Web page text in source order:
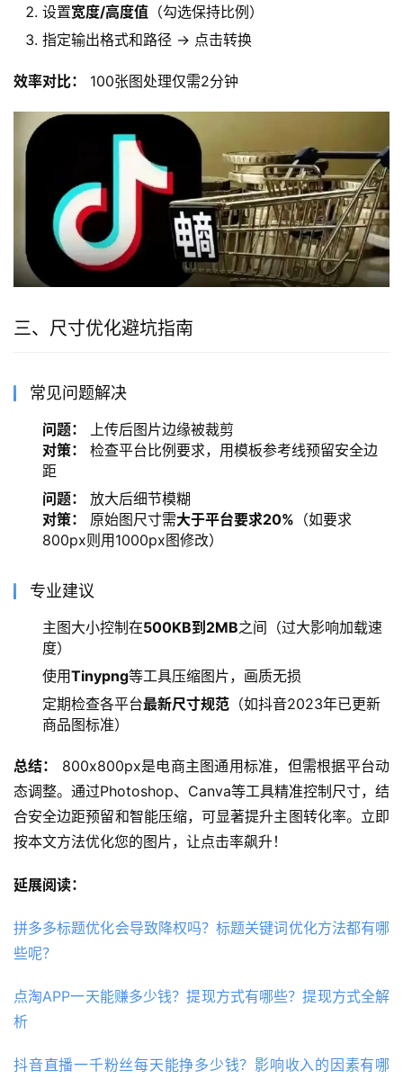
设置宽度/高度值 （勾选保持比例）
指定输出格式和路径 → 点击转换
效率对比： 100张图处理仅需2分钟
三、尺寸优化避坑指南
常见问题解决
问题：
上传后图片边缘被裁剪
对策：
检查平台比例要求，用模板参考线预留安全边
距
问题：
放大后细节模糊
对策：
原始图尺寸需大于平台要求20% （如要求
800px则用1000px图修改）
专业建议
主图大小控制在500KB到2MB之间（过大影响加载速
度）
使用Tinypng等工具压缩图片，画质无损
定期检查各平台最新尺寸规范 （如抖音2023年已更新
商品图标准）
总结：
800x800px是电商主图通用标准，但需根据平台动
态调整。通过Photoshop、Canva等工具精准控制尺寸，结
合安全边距预留和智能压缩，可显著提升主图转化率。立即
按本文方法优化您的图片，让点击率飙升！
延展阅读：
拼多多标题优化会导致降权吗？标题关键词优化方法都有哪
些呢？
点淘APP一天能赚多少钱？提现方式有哪些？提现方式全解
析
抖音直播一千粉丝每天能挣多少钱？影响收入的因素有哪